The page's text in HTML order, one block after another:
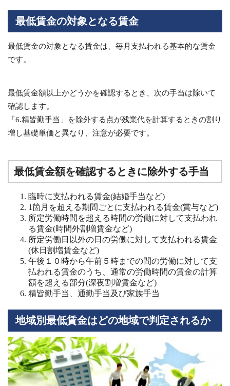
最低賃金の対象となる賃金
最低賃金の対象となる賃金は、毎月支払われる基本的な賃金
です。
最低賃金額以上かどうかを確認するとき、次の手当は除いて
確認します。
「6.精皆勤手当」を除外する点が残業代を計算するときの割り
増し基礎単価と異なり、注意が必要です。
最低賃金額を確認するときに除外する手当
臨時に支払われる賃金(結婚手当など)
1箇月を超える期間ごとに支払われる賃金(賞与など)
所定労働時間を超える時間の労働に対して支払われ
る賃金(時間外割増賃金など)
所定労働日以外の日の労働に対して支払われる賃金
(休日割増賃金など)
午後１０時から午前５時までの間の労働に対して支
払われる賃金のうち、通常の労働時間の賃金の計算
額を超える部分(深夜割増賃金など)
精皆勤手当、通勤手当及び家族手当
地域別最低賃金はどの地域で判定されるか